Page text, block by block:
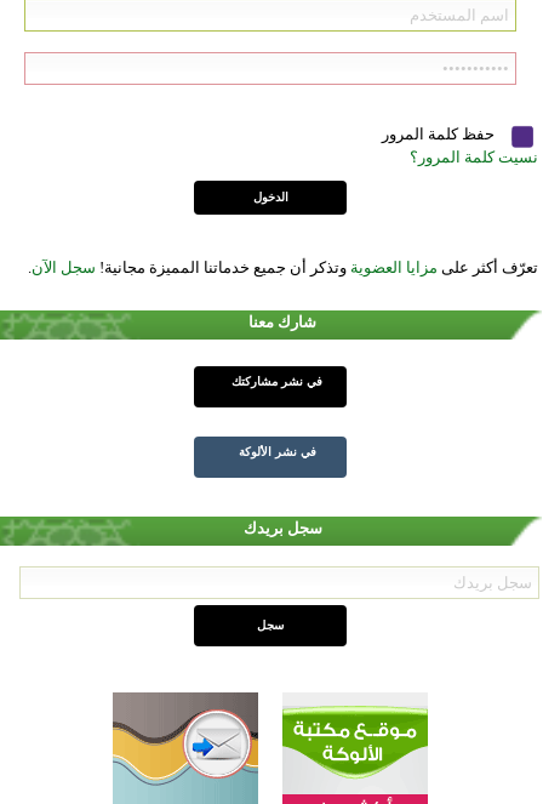
حفظ كلمة المرور
نسيت كلمة المرور؟
تعرّف أكثر على مزايا العضوية وتذكر أن جميع خدماتنا المميزة مجانية! سجل الآن
شارك معنا
في نشر مشاركتك
في نشر الألوكة
سجل بريدك